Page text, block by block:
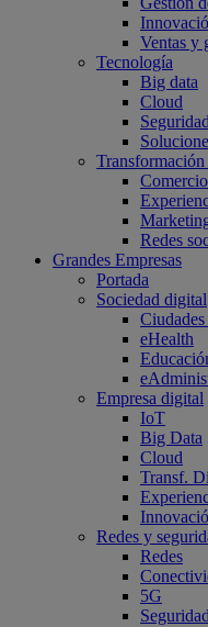
Ventas y
Tecnología
Big data
Cloud
Seguridad
Redes
Grandes Empresas
Portada
Sociedad digital
eHealth
Empresa digital
IoT
Big Data
Cloud
Transf.
Redes y
Redes
5G
Seguridad